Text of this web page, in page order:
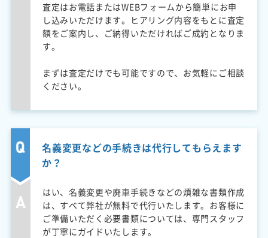
査定はお電話またはWEBフォームから簡単にお申
し込みいただけます。ヒアリング内容をもとに査定
額をご案内し、ご納得いただければご成約となりま
す。
まずは査定だけでも可能ですので、お気軽にご相談
ください。
名義変更などの手続きは代行してもらえます
か？
はい、名義変更や廃車手続きなどの煩雑な書類作成
は、すべて弊社が無料で代行いたします。お客様に
ご準備いただく必要書類については、専門スタッフ
が丁寧にガイドいたします。